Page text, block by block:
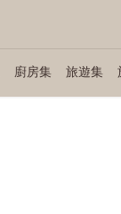
廚房集 旅遊集